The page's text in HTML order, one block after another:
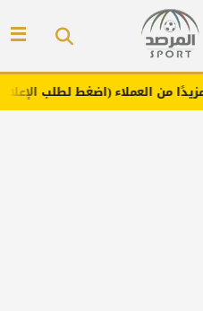
لطلب الإعلان)